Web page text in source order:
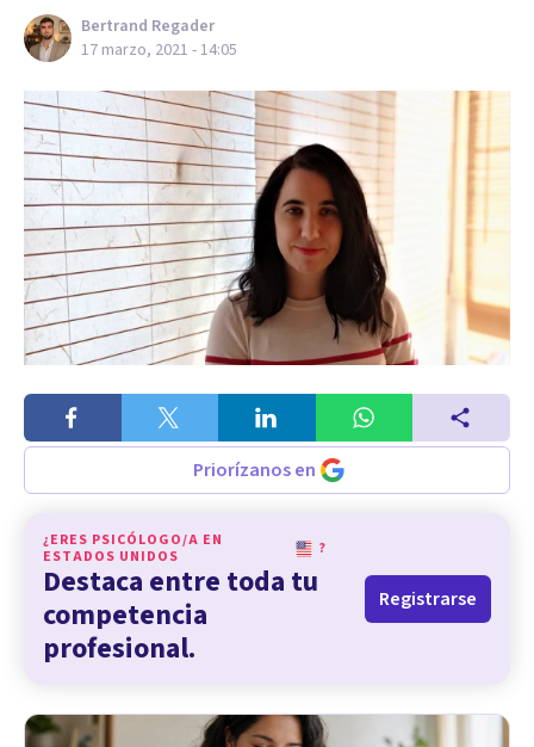
Bertrand Regader
17 marzo, 2021 - 14:05
Priorízanos en
¿ERES PSICÓLOGO/A EN
ESTADOS UNIDOS
?
Destaca entre toda tu
competencia
profesional.
Registrarse